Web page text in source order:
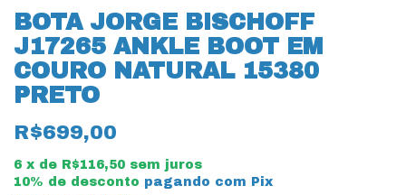
BOTA JORGE BISCHOFF
J17265 ANKLE BOOT EM
COURO NATURAL 15380
PRETO
R$699,00
6 x de R$116,50 sem juros
10% de desconto pagando com Pix